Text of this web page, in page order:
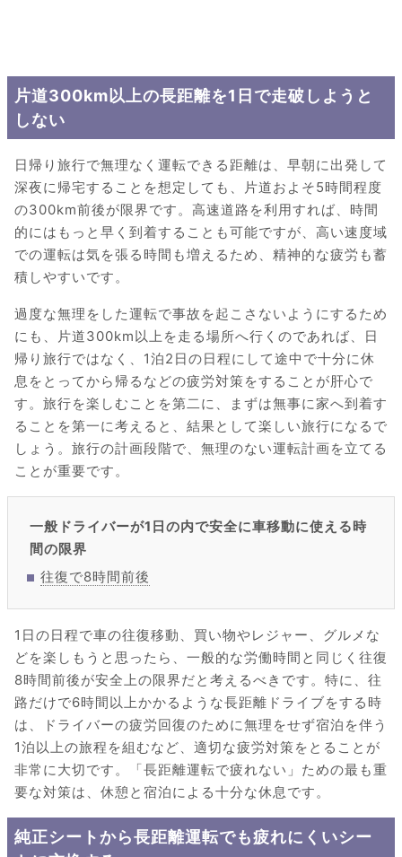
片道300km以上の長距離を1日で走破しようと
しない
日帰り旅行で無理なく運転できる距離は、早朝に出発して
深夜に帰宅することを想定しても、片道およそ5時間程度
の300km前後が限界です。高速道路を利用すれば、時間
的にはもっと早く到着することも可能ですが、高い速度域
での運転は気を張る時間も増えるため、精神的な疲労も蓄
積しやすいです。
過度な無理をした運転で事故を起こさないようにするため
にも、片道300km以上を走る場所へ行くのであれば、日
帰り旅行ではなく、1泊2日の日程にして途中で十分に休
息をとってから帰るなどの疲労対策をすることが肝心で
す。旅行を楽しむことを第二に、まずは無事に家へ到着す
ることを第一に考えると、結果として楽しい旅行になるで
しょう。旅行の計画段階で、無理のない運転計画を立てる
ことが重要です。
一般ドライバーが1日の内で安全に車移動に使える時
間の限界
往復で8時間前後
1日の日程で車の往復移動、買い物やレジャー、グルメな
どを楽しもうと思ったら、一般的な労働時間と同じく往復
8時間前後が安全上の限界だと考えるべきです。特に、往
路だけで6時間以上かかるような長距離ドライブをする時
は、ドライバーの疲労回復のために無理をせず宿泊を伴う
1泊以上の旅程を組むなど、適切な疲労対策をとることが
非常に大切です。「長距離運転で疲れない」ための最も重
要な対策は、休憩と宿泊による十分な休息です。
純正シートから長距離運転でも疲れにくいシー